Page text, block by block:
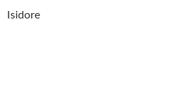
Isidore